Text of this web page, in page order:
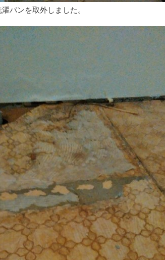
パンを取外しました。